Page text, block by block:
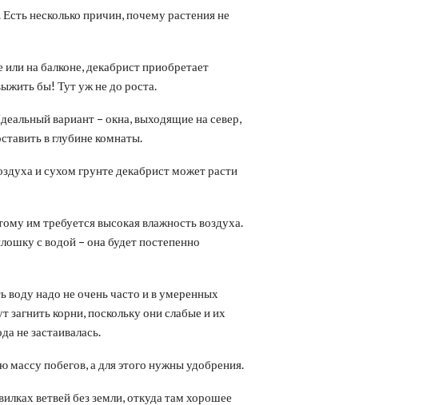
несколько причин, почему растения не
на балконе, декабрист приобретает
бы! Тут уж не до роста.
вариант – окна, выходящие на север,
в глубине комнаты.
и сухом грунте декабрист может расти
им требуется высокая влажность воздуха.
с водой – она будет постепенно
надо не очень часто и в умеренных
корни, поскольку они слабые и их
не застаивалась.
побегов, а для этого нужны удобрения.
ветвей без земли, откуда там хорошее